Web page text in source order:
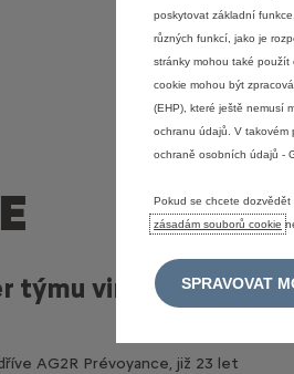
týmu vincenta
AG2R Prévoyance, již 23 let
poskytovat základní
různých funkcí, jako je
stránky mohou také použít
cookie mohou být
(EHP), které ještě nemusí
ochranu údajů. V takovém
ochraně osobních údajů -
Pokud se chcete
zásadám souborů cookie
SPRAVOVAT